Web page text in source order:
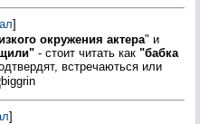
]
окружения актера" и
- стоит читать как "бабка
встречаються или
]